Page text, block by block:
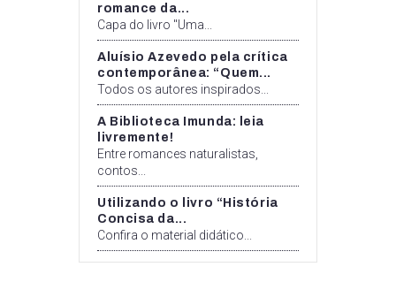
romance da...
Capa do livro "Uma...
Aluísio Azevedo pela crítica
contemporânea: “Quem...
Todos os autores inspirados...
A Biblioteca Imunda: leia
livremente!
Entre romances naturalistas,
contos...
Utilizando o livro “História
Concisa da...
Confira o material didático...